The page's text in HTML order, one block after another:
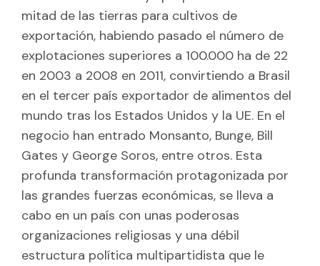
mitad de las tierras para cultivos de
exportación, habiendo pasado el número de
explotaciones superiores a 100.000 ha de 22
en 2003 a 2008 en 2011, convirtiendo a Brasil
en el tercer país exportador de alimentos del
mundo tras los Estados Unidos y la UE. En el
negocio han entrado Monsanto, Bunge, Bill
Gates y George Soros, entre otros. Esta
profunda transformación protagonizada por
las grandes fuerzas económicas, se lleva a
cabo en un país con unas poderosas
organizaciones religiosas y una débil
estructura política multipartidista que le